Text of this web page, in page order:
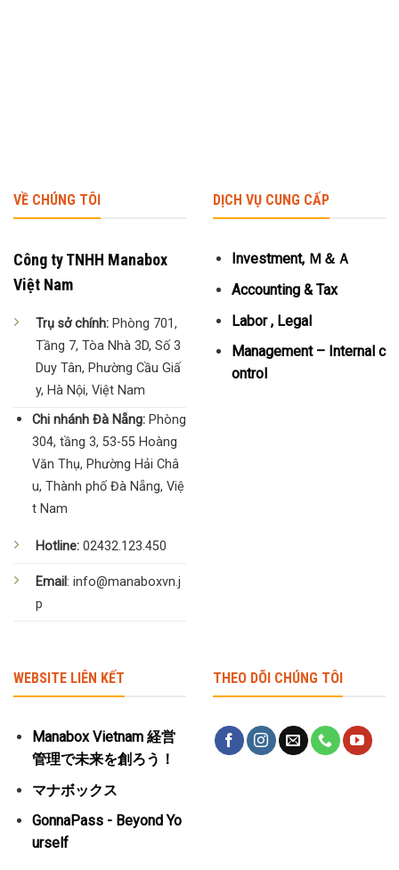
VỀ CHÚNG TÔI
Công ty TNHH Manabox
Việt Nam
Trụ sở chính: Phòng 701,
Tầng 7, Tòa Nhà 3D, Số 3
Duy Tân, Phường Cầu Giấ
y, Hà Nội, Việt Nam
Chi nhánh Đà Nẵng:Phòng
304, tầng 3, 53-55 Hoàng
Văn Thụ, Phường Hải Châ
u, Thành phố Đà Nẵng, Việ
t Nam
Hotline: 02432.123.450
Email: info@manaboxvn.j
p
DỊCH VỤ CUNG CẤP
Investment, Ｍ＆Ａ
Accounting & Tax
Labor , Legal
Management – Internal c
ontrol
WEBSITE LIÊN KẾT
Manabox Vietnam 経営
管理で未来を創ろう！
マナボックス
GonnaPass - Beyond Yo
urself
THEO DÕI CHÚNG TÔI